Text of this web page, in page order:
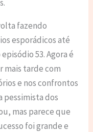
fazendo
esporádicos até
53. Agora é
mais tarde com
e nos confrontos
pessimista dos
mas parece que
foi grande e